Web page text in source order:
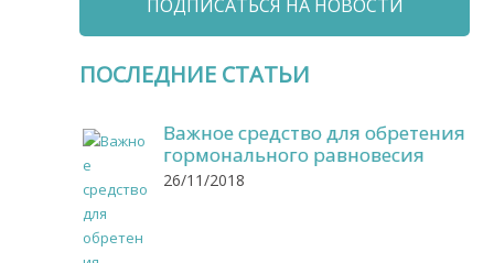
ПОДПИСАТЬСЯ НА НОВОСТИ
ПОСЛЕДНИЕ СТАТЬИ
Важное средство для обретения
гормонального равновесия
26/11/2018